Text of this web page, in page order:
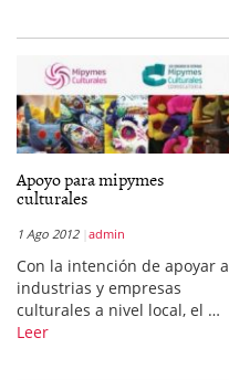
Apoyo para mipymes
culturales
1 Ago 2012 admin
Con la intención de apoyar a
industrias y empresas
culturales a nivel local, el …
Leer